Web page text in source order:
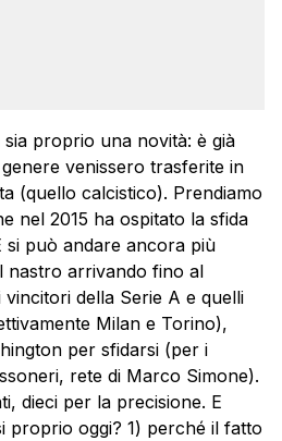
proprio una novità: è già
venissero trasferite in
(quello calcistico). Prendiamo
nel 2015 ha ospitato la sfida
si può andare ancora più
nastro arrivando fino al
della Serie A e quelli
Milan e Torino),
per sfidarsi (per i
rete di Marco Simone).
dieci per la precisione. E
proprio oggi? 1) perché il fatto